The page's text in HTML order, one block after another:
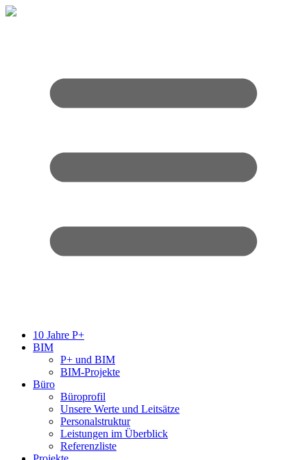
10 Jahre P+
BIM
P+ und BIM
BIM-Projekte
Büro
Büroprofil
Unsere Werte und Leitsätze
Personalstruktur
Leistungen im Überblick
Referenzliste